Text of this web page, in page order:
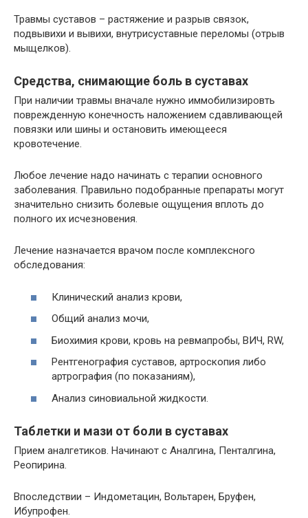
Травмы суставов – растяжение и разрыв связок,
подвывихи и вывихи, внутрисуставные переломы (отрыв
мыщелков).
Средства, снимающие боль в суставах
При наличии травмы вначале нужно иммобилизировть
поврежденную конечность наложением сдавливающей
повязки или шины и остановить имеющееся
кровотечение.
Любое лечение надо начинать с терапии основного
заболевания. Правильно подобранные препараты могут
значительно снизить болевые ощущения вплоть до
полного их исчезновения.
Лечение назначается врачом после комплексного
обследования:
Клинический анализ крови,
Общий анализ мочи,
Биохимия крови, кровь на ревмапробы, ВИЧ, RW,
Рентгенография суставов, артроскопия либо
артрография (по показаниям),
Анализ синовиальной жидкости.
Таблетки и мази от боли в суставах
Прием аналгетиков. Начинают с Аналгина, Пенталгина,
Реопирина.
Впоследствии – Индометацин, Вольтарен, Бруфен,
Ибупрофен.